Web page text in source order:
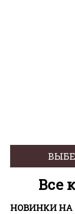
Все
НОВИНКИ НА